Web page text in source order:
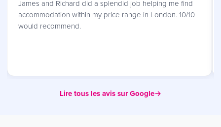
James and Richard did a splendid job helping me find
accommodation within my price range in London. 10/10
would recommend.
Lire tous les avis sur Google→